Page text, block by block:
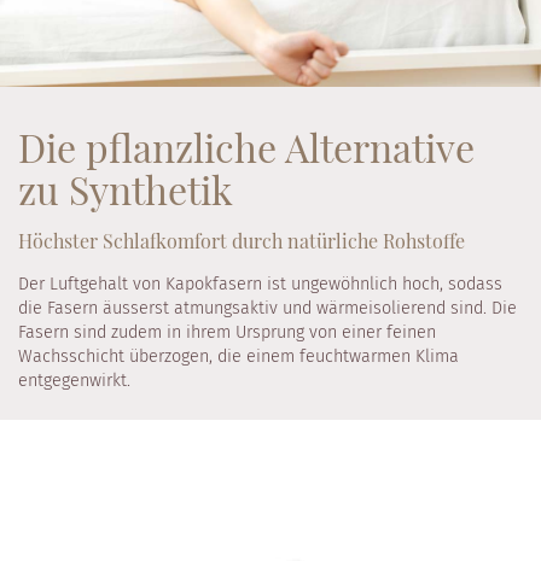
Die pflanzliche Alternative
zu Synthetik
Höchster Schlafkomfort durch natürliche Rohstoffe
Der Luftgehalt von Kapokfasern ist ungewöhnlich hoch, sodass
die Fasern äusserst atmungsaktiv und wärmeisolierend sind. Die
Fasern sind zudem in ihrem Ursprung von einer feinen
Wachsschicht überzogen, die einem feuchtwarmen Klima
entgegenwirkt.